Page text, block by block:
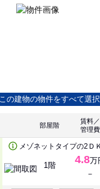
この建物の物件をすべて選択
部屋階
賃料／
管理費
メゾネットタイプの2
1階 4.8万
－